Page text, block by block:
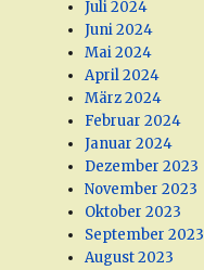
Juli 2024
Juni 2024
Mai 2024
April 2024
März 2024
Februar 2024
Januar 2024
Dezember 2023
November 2023
Oktober 2023
September 2023
August 2023